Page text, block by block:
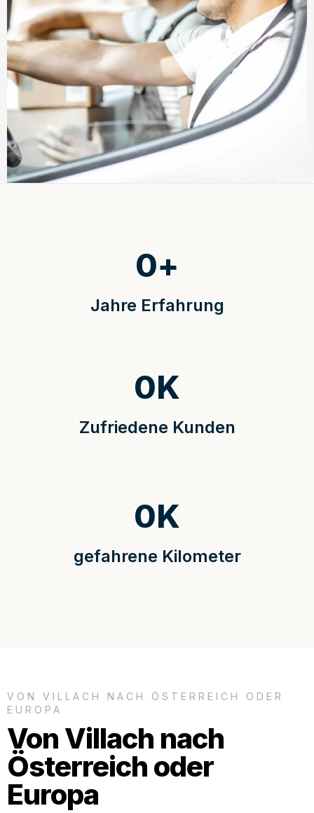
Jahre Erfahrung
0+
Zufriedene Kunden
0K
gefahrene Kilometer
0K
VON VILLACH NACH ÖSTERREICH ODER
EUROPA
Von Villach nach
Österreich oder
Europa